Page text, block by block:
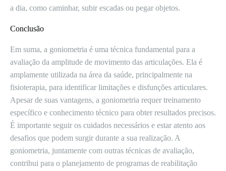
a dia, como caminhar, subir escadas ou pegar objetos.
Conclusão
Em suma, a goniometria é uma técnica fundamental para a
avaliação da amplitude de movimento das articulações. Ela é
amplamente utilizada na área da saúde, principalmente na
fisioterapia, para identificar limitações e disfunções articulares.
Apesar de suas vantagens, a goniometria requer treinamento
específico e conhecimento técnico para obter resultados precisos.
É importante seguir os cuidados necessários e estar atento aos
desafios que podem surgir durante a sua realização. A
goniometria, juntamente com outras técnicas de avaliação,
contribui para o planejamento de programas de reabilitação